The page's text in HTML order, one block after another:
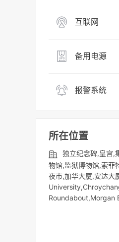
互联网
备用电源
报警系统
所在位置
独立纪念碑,皇宫,
物馆,监狱博物馆,索菲
夜市,加华大厦,安达大
Roundabout,Morgan